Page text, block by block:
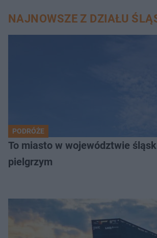
NAJNOWSZE Z DZIAŁU
PODRÓŻE
To miasto w województwie
pielgrzym